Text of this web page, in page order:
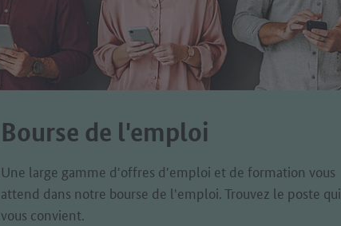
Bourse de l'emploi
Une large gamme d'offres d'emploi et de formation vous
attend dans notre bourse de l'emploi. Trouvez le poste qui
vous convient.